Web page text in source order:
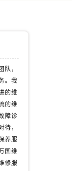
队，
。我
的维
的维
障诊
待，
养服
国维
修服